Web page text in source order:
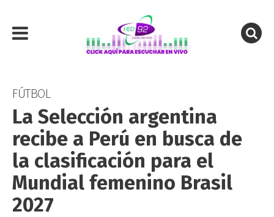
FÚTBOL
La Selección argentina
recibe a Perú en busca de
la clasificación para el
Mundial femenino Brasil
2027